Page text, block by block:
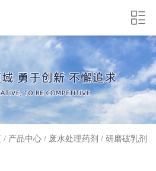
产品中心 废水处理药剂 研磨破乳剂